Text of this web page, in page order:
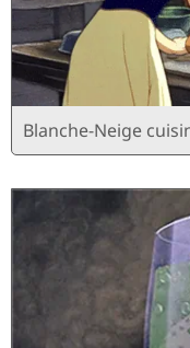
Blanche-Neige